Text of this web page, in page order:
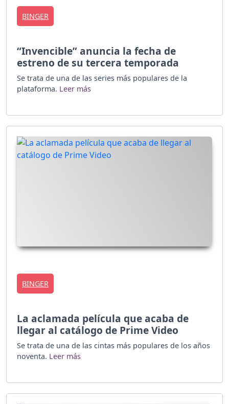
BINGER
“Invencible” anuncia la fecha de
estreno de su tercera temporada
Se trata de una de las series más populares de la
plataforma.
BINGER
La aclamada película que acaba de
llegar al catálogo de Prime Video
Se trata de una de las cintas más populares de los años
noventa.